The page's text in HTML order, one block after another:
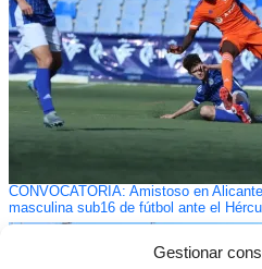
Gestionar
CONVOCATORIA: Amistoso en
masculina sub16 de fútbol ante el